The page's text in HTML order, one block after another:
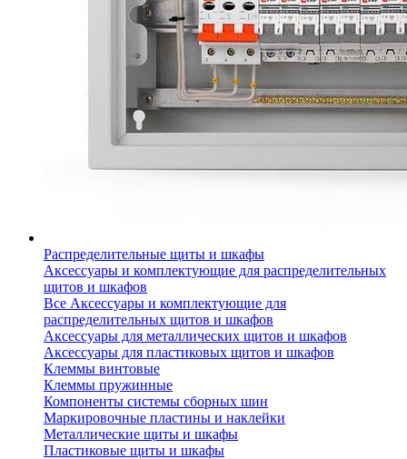
Распределительные щиты и шкафы
Аксессуары и комплектующие для распределительных
щитов и шкафов
Все Аксессуары и комплектующие для
распределительных щитов и шкафов
Аксессуары для металлических щитов и шкафов
Аксессуары для пластиковых щитов и шкафов
Клеммы винтовые
Клеммы пружинные
Компоненты системы сборных шин
Маркировочные пластины и наклейки
Металлические щиты и шкафы
Пластиковые щиты и шкафы